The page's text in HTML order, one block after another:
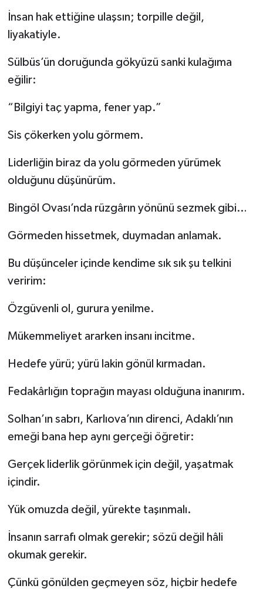
İnsan hak ettiğine ulaşsın; torpille değil,
liyakatiyle.
Sülbüs’ün doruğunda gökyüzü sanki kulağıma
eğilir:
“Bilgiyi taç yapma, fener yap.”
Sis çökerken yolu görmem.
Liderliğin biraz da yolu görmeden yürümek
olduğunu düşünürüm.
Bingöl Ovası’nda rüzgârın yönünü sezmek gibi…
Görmeden hissetmek, duymadan anlamak.
Bu düşünceler içinde kendime sık sık şu telkini
veririm:
Özgüvenli ol, gurura yenilme.
Mükemmeliyet ararken insanı incitme.
Hedefe yürü; yürü lakin gönül kırmadan.
Fedakârlığın toprağın mayası olduğuna inanırım.
Solhan’ın sabrı, Karlıova’nın direnci, Adaklı’nın
emeği bana hep aynı gerçeği öğretir:
Gerçek liderlik görünmek için değil, yaşatmak
içindir.
Yük omuzda değil, yürekte taşınmalı.
İnsanın sarrafı olmak gerekir; sözü değil hâli
okumak gerekir.
Çünkü gönülden geçmeyen söz, hiçbir hedefe